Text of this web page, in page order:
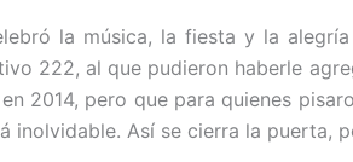
la música, la fiesta y la
222, al que pudieron haberle
2014, pero que para quienes
inolvidable. Así se cierra la puerta,